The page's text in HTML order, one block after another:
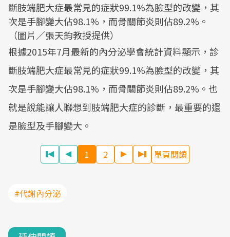
斷肢端肥大症最常見的症狀99.1%為臉型的改變，其
次是手腳變大佔98.1%，而骨關節炎則佔89.2%。
（圖片／張天鈞教授提供）
根據2015年7月最新的內分泌學會統計資料顯示，診
斷肢端肥大症最常見的症狀99.1%為臉型的改變，其
次是手腳變大佔98.1%，而骨關節炎則佔89.2%。也
就是說能讓人聯想到肢端肥大症的診斷，最重要的還
是臉型及手腳變大。
1 2 單頁閱讀
#代謝內分泌